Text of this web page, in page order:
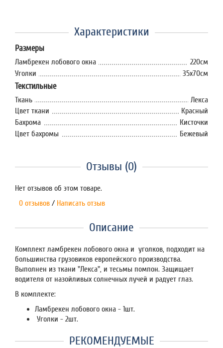
Характеристики
Размеры
Ламбрекен лобового окна
220см
Уголки
35x70см
Текстильные
Ткань
Лекса
Цвет ткани
Красный
Бахрома
Кисточки
Цвет бахромы
Бежевый
Отзывы (0)
Нет отзывов об этом товаре.
0 отзывов / Написать отзыв
Описание
Комплект ламбрекен лобового окна и уголков, подходит на
большинства грузовиков европейского производства.
Выполнен из ткани "Лекса", и тесьмы помпон. Защищает
водителя от назойливых солнечных лучей и радует глаз.
В комплекте:
Ламбрекен лобового окна - 1шт.
Уголки - 2шт.
РЕКОМЕНДУЕМЫЕ